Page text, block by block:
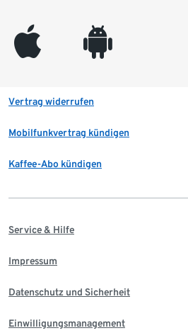
appleinc android
Vertrag widerrufen
Mobilfunkvertrag kündigen
Kaffee-Abo kündigen
Service & Hilfe
Impressum
Datenschutz und Sicherheit
Einwilligungsmanagement